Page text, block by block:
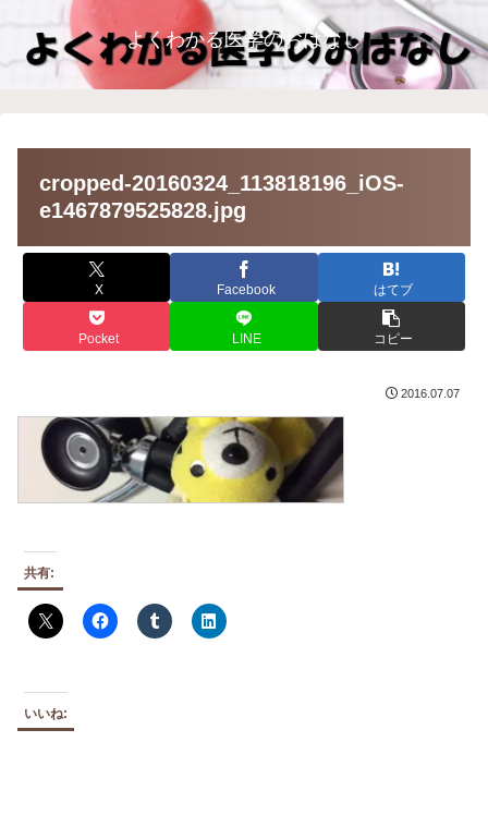
よくわかる医学のおはなし
cropped-20160324_113818196_iOS-
e1467879525828.jpg
X Facebook はてブ
Pocket LINE コピー
2016.07.07
共有:
いいね: